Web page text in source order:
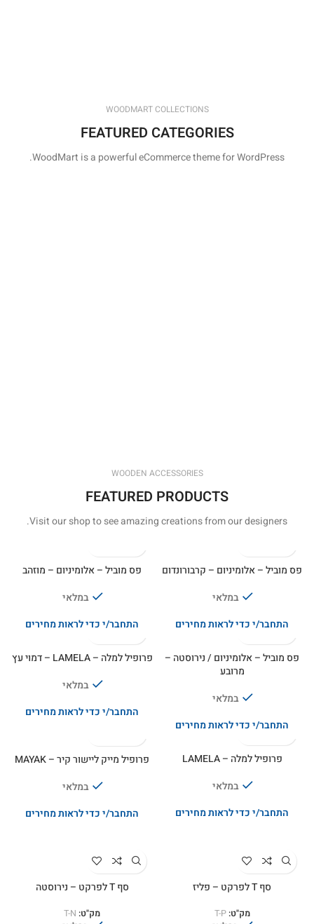
WOODMART COLLECTIONS
FEATURED CATEGORIES
WoodMart is a powerful eCommerce theme for WordPress.
WOODEN ACCESSORIES
FEATURED PRODUCTS
Visit our shop to see amazing creations from our designers.
פס מוביל – אלומיניום – קרבורונדום
במלאי
התחבר/י כדי לראות מחירים
פס מוביל – אלומיניום – מוזהב
במלאי
התחבר/י כדי לראות מחירים
פס מוביל – אלומיניום / נירוסטה –
מרובע
במלאי
התחבר/י כדי לראות מחירים
פרופיל למלה – LAMELA – דמוי עץ
במלאי
התחבר/י כדי לראות מחירים
פרופיל למלה – LAMELA
במלאי
התחבר/י כדי לראות מחירים
פרופיל מייק ליישור קיר – MAYAK
במלאי
התחבר/י כדי לראות מחירים
סף T לפרקט – פליז
מק"ט:T-P
סף T לפרקט – נירוסטה
מק"ט: T-N